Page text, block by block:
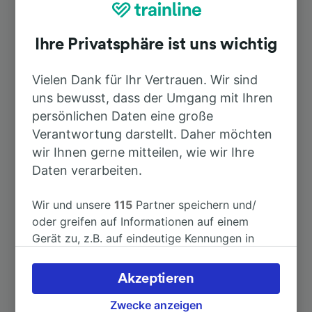
Karlsruhe)
Nach Bamberg 3h 14min
Nach Flughafen Frankfurt am Main
Fernbahnhof
1h 19min
Nach Wehr-Brennet 2h 8min
Nach Baden-Baden 24min
Nach Baden-Baden Haueneberstein
Ihre Privatsphäre ist uns wichtig
Vielen Dank für Ihr Vertrauen. Wir sind
uns bewusst, dass der Umgang mit Ihren
persönlichen Daten eine große
Verantwortung darstellt. Daher möchten
wir Ihnen gerne mitteilen, wie wir Ihre
Daten verarbeiten.
Wir und unsere115 Partner speichern und/
oder greifen auf Informationen auf einem
Gerät zu, z.B. auf eindeutige Kennungen in
verarbeiten. Sie können Ihre Präferenzen
akzeptieren oder verwalten, einschließlich
Ihres Widerspruchsrechts bei berechtigtem
Zwecke anzeigen
Akzeptieren